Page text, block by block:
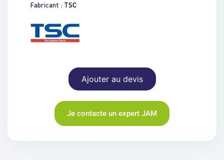
Fabricant : TSC
Ajouter au devis
Je contacte un expert JAM